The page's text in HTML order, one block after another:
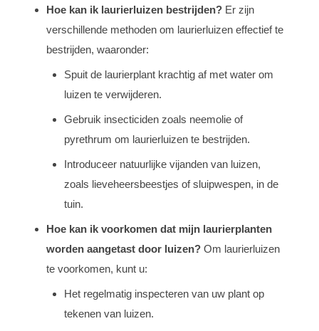
Hoe kan ik laurierluizen bestrijden? Er zijn
verschillende methoden om laurierluizen effectief te
bestrijden, waaronder:
Spuit de laurierplant krachtig af met water om
luizen te verwijderen.
Gebruik insecticiden zoals neemolie of
pyrethrum om laurierluizen te bestrijden.
Introduceer natuurlijke vijanden van luizen,
zoals lieveheersbeestjes of sluipwespen, in de
tuin.
Hoe kan ik voorkomen dat mijn laurierplanten
worden aangetast door luizen? Om laurierluizen
te voorkomen, kunt u:
Het regelmatig inspecteren van uw plant op
tekenen van luizen.